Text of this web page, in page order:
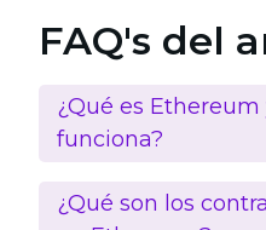
FAQ's del
¿Qué es
funciona?
¿Qué son los